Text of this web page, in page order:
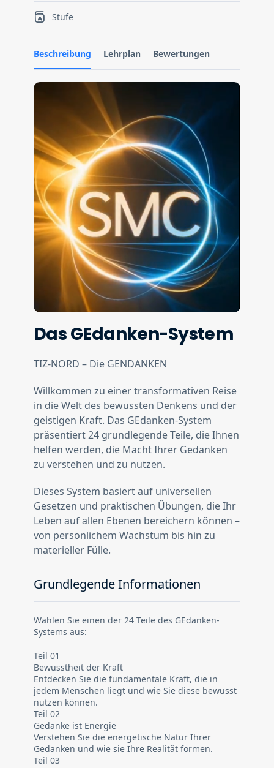
Beschreibung Lehrplan Bewertungen
Das GEdanken-System
TIZ-NORD – Die GENDANKEN
Willkommen zu einer transformativen Reise
in die Welt des bewussten Denkens und der
geistigen Kraft. Das GEdanken-System
präsentiert 24 grundlegende Teile, die Ihnen
helfen werden, die Macht Ihrer Gedanken
zu verstehen und zu nutzen.
Dieses System basiert auf universellen
Gesetzen und praktischen Übungen, die Ihr
Leben auf allen Ebenen bereichern können –
von persönlichem Wachstum bis hin zu
materieller Fülle.
Stufe
Grundlegende Informationen
Wählen Sie einen der 24 Teile des GEdanken-
Systems aus:
Teil 01
Bewusstheit der Kraft
Entdecken Sie die fundamentale Kraft, die in
jedem Menschen liegt und wie Sie diese bewusst
nutzen können.
Teil 02
Gedanke ist Energie
Verstehen Sie die energetische Natur Ihrer
Gedanken und wie sie Ihre Realität formen.
Teil 03